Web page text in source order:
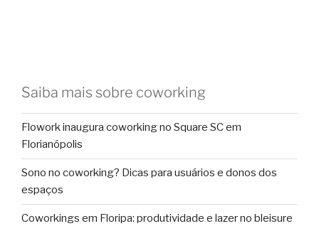
Saiba mais sobre coworking
Flowork inaugura coworking no Square SC em
Florianópolis
Sono no coworking? Dicas para usuários e donos dos
espaços
Coworkings em Floripa: produtividade e lazer no bleisure